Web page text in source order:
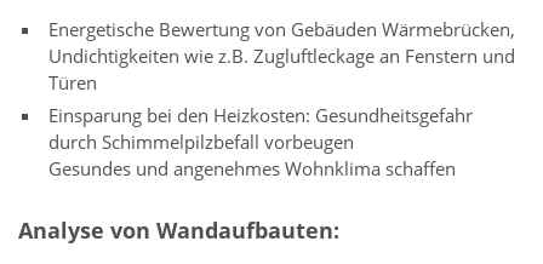
Energetische Bewertung von Gebäuden Wärmebrücken,
Undichtigkeiten wie z.B. Zugluftleckage an Fenstern und
Türen
Einsparung bei den Heizkosten: Gesundheitsgefahr
durch Schimmelpilzbefall vorbeugen
Gesundes und angenehmes Wohnklima schaffen
Analyse von Wandaufbauten: